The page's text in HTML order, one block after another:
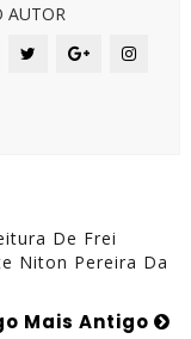
AUTOR
De Frei
Niton Pereira Da
Mais Antigo